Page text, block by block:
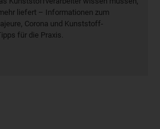
liefert – Informationen zum
Corona und Kunststoff-
für die Praxis.